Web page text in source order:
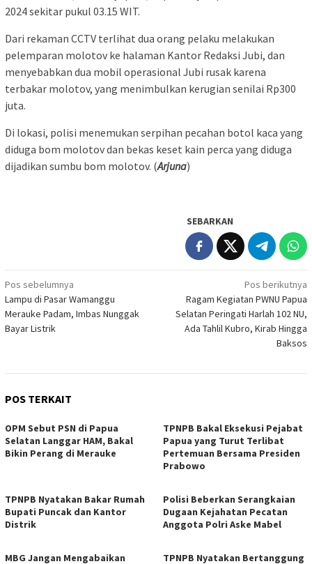
2024 sekitar pukul 03.15 WIT.
Dari rekaman CCTV terlihat dua orang pelaku melakukan
pelemparan molotov ke halaman Kantor Redaksi Jubi, dan
menyebabkan dua mobil operasional Jubi rusak karena
terbakar molotov, yang menimbulkan kerugian senilai Rp300
juta.
Di lokasi, polisi menemukan serpihan pecahan botol kaca yang
diduga bom molotov dan bekas keset kain perca yang diduga
dijadikan sumbu bom molotov. (Arjuna)
SEBARKAN
Navigasi
pos
Pos sebelumnya
Lampu di Pasar Wamanggu
Merauke Padam, Imbas Nunggak
Bayar Listrik
Pos berikutnya
Ragam Kegiatan PWNU Papua
Selatan Peringati Harlah 102 NU,
Ada Tahlil Kubro, Kirab Hingga
Baksos
POS TERKAIT
OPM Sebut PSN di Papua
Selatan Langgar HAM, Bakal
Bikin Perang di Merauke
TPNPB Bakal Eksekusi Pejabat
Papua yang Turut Terlibat
Pertemuan Bersama Presiden
Prabowo
TPNPB Nyatakan Bakar Rumah
Bupati Puncak dan Kantor
Distrik
Polisi Beberkan Serangkaian
Dugaan Kejahatan Pecatan
Anggota Polri Aske Mabel
MBG Jangan Mengabaikan
TPNPB Nyatakan Bertanggung